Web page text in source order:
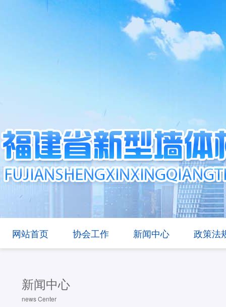
网站首页 协会工作 新闻中心 政策法
新闻中心
news Center